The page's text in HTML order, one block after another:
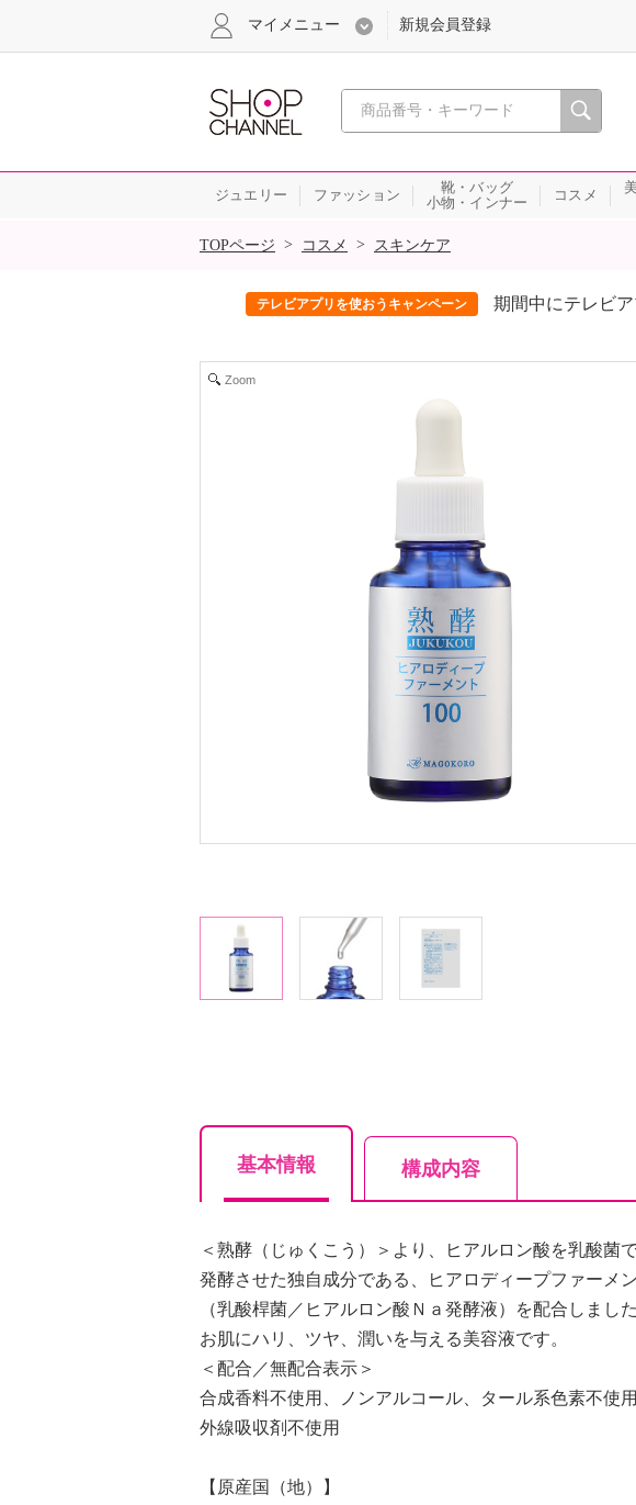
心おどる、瞬間を。通販・テレビショッピ
マイメニュー 新規会員登録
ジュエリー ファッション
靴・バッグ
小物・インナー
コスメ
SALE
TOPページ > コスメ > スキンケア
テレビアプリを使おうキャンペーン 期間中にテレビ
Zoom
基本情報 構成内容
＜熟酵（じゅくこう）＞より、ヒアルロン酸を乳酸菌
発酵させた独自成分である、ヒアロディープファーメ
（乳酸桿菌／ヒアルロン酸Ｎａ発酵液）を配合しました
お肌にハリ、ツヤ、潤いを与える美容液です。
＜配合／無配合表示＞
合成香料不使用、ノンアルコール、タール系色素不使
外線吸収剤不使用
【原産国（地）】